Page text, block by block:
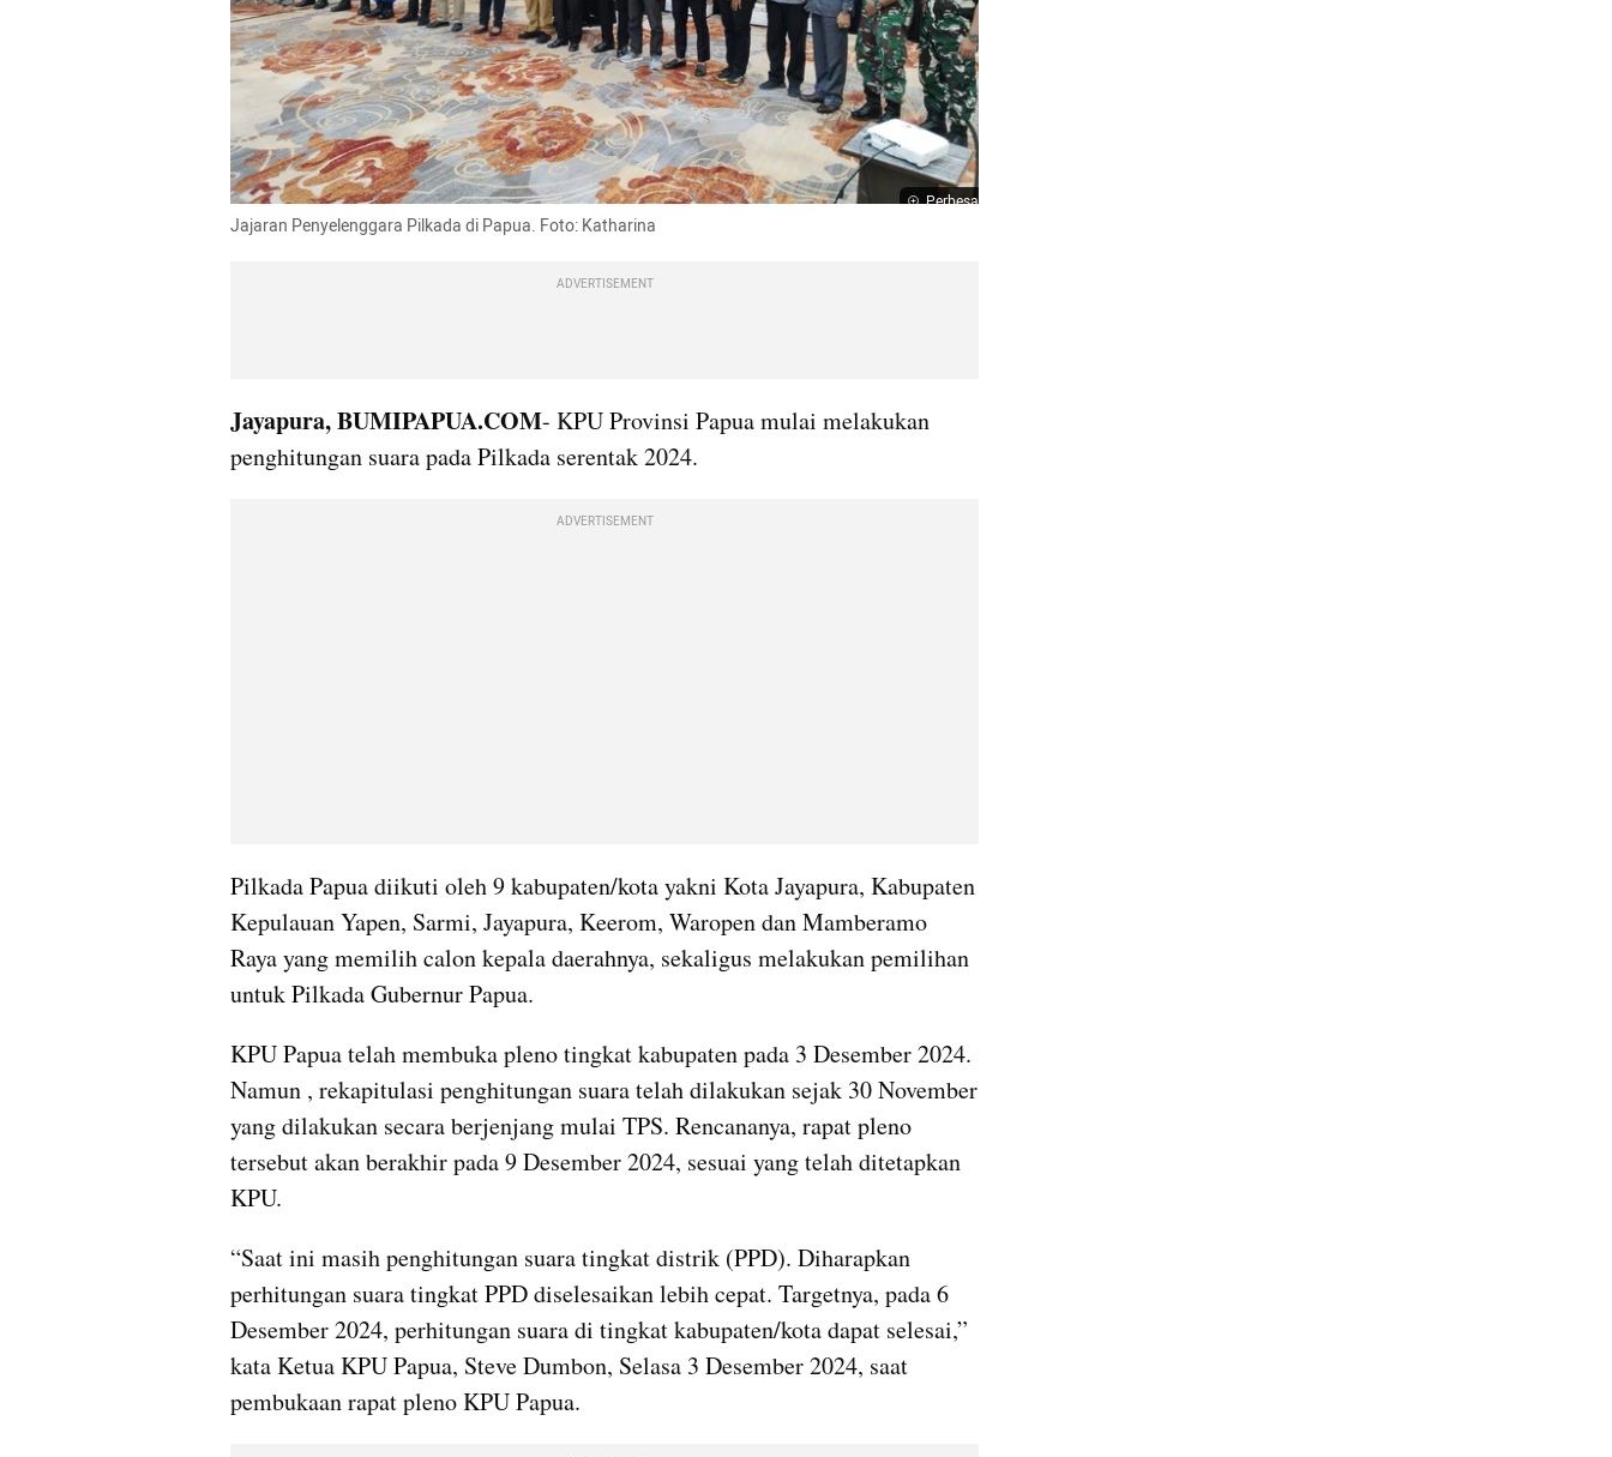
Perbesar
Jajaran Penyelenggara Pilkada di Papua. Foto: Katharina
ADVERTISEMENT
Jayapura, BUMIPAPUA.COM- KPU Provinsi Papua mulai melakukan
penghitungan suara pada Pilkada serentak 2024.
ADVERTISEMENT
Pilkada Papua diikuti oleh 9 kabupaten/kota yakni Kota Jayapura, Kabupaten
Kepulauan Yapen, Sarmi, Jayapura, Keerom, Waropen dan Mamberamo
Raya yang memilih calon kepala daerahnya, sekaligus melakukan pemilihan
untuk Pilkada Gubernur Papua.
KPU Papua telah membuka pleno tingkat kabupaten pada 3 Desember 2024.
Namun , rekapitulasi penghitungan suara telah dilakukan sejak 30 November
yang dilakukan secara berjenjang mulai TPS. Rencananya, rapat pleno
tersebut akan berakhir pada 9 Desember 2024, sesuai yang telah ditetapkan
KPU.
“Saat ini masih penghitungan suara tingkat distrik (PPD). Diharapkan
perhitungan suara tingkat PPD diselesaikan lebih cepat. Targetnya, pada 6
Desember 2024, perhitungan suara di tingkat kabupaten/kota dapat selesai,”
kata Ketua KPU Papua, Steve Dumbon, Selasa 3 Desember 2024, saat
pembukaan rapat pleno KPU Papua.